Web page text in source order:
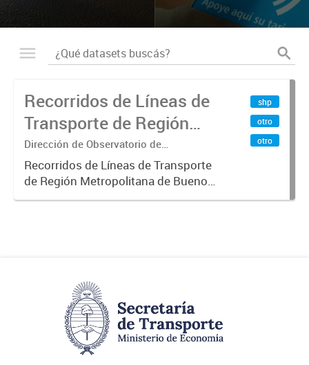
Recorridos de Líneas de
Transporte de Región
Metropolitana de
Buenos Aires (RMBA)
Dirección de Observatorio de
Transporte, Estudio y Sistemas
Recorridos de Líneas de Transporte
de Región Metropolitana de Buenos
Aires (RMBA).-
shp
otro
otro